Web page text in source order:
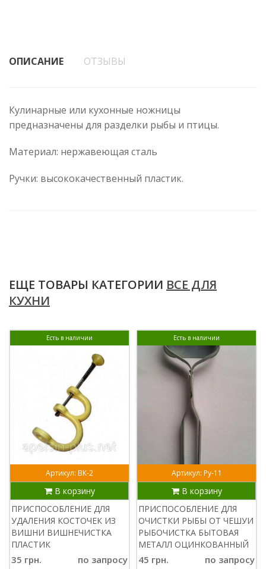
ОПИСАНИЕ ОТЗЫВЫ
Кулинарные или кухонные ножницы
предназначены для разделки рыбы и птицы.
Материал: нержавеющая сталь
Ручки: высококачественный пластик.
ЕЩЕ ТОВАРЫ КАТЕГОРИИ ВСЕ ДЛЯ
КУХНИ
Есть в наличии
Артикул: ВК-2
В корзину
ПРИСПОСОБЛЕНИЕ ДЛЯ
УДАЛЕНИЯ КОСТОЧЕК ИЗ
ВИШНИ ВИШНЕЧИСТКА
ПЛАСТИК
35 грн. по запросу
Есть в наличии
Артикул: Ру-11
В корзину
ПРИСПОСОБЛЕНИЕ ДЛЯ
ОЧИСТКИ РЫБЫ ОТ ЧЕШУИ
РЫБОЧИСТКА БЫТОВАЯ
МЕТАЛЛ ОЦИНКОВАННЫЙ
45 грн. по запросу